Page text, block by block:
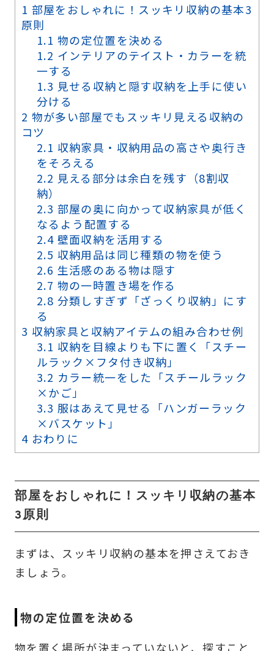
1 部屋をおしゃれに！スッキリ収納の基本3
原則
1.1 物の定位置を決める
1.2 インテリアのテイスト・カラーを統
一する
1.3 見せる収納と隠す収納を上手に使い
分ける
2 物が多い部屋でもスッキリ見える収納の
コツ
2.1 収納家具・収納用品の高さや奥行き
をそろえる
2.2 見える部分は余白を残す（8割収
納）
2.3 部屋の奥に向かって収納家具が低く
なるよう配置する
2.4 壁面収納を活用する
2.5 収納用品は同じ種類の物を使う
2.6 生活感のある物は隠す
2.7 物の一時置き場を作る
2.8 分類しすぎず「ざっくり収納」にす
る
3 収納家具と収納アイテムの組み合わせ例
3.1 収納を目線よりも下に置く「スチー
ルラック×フタ付き収納」
3.2 カラー統一をした「スチールラック
×かご」
3.3 服はあえて見せる「ハンガーラック
×バスケット」
4 おわりに
部屋をおしゃれに！スッキリ収納の基本
3原則
まずは、スッキリ収納の基本を押さえておき
ましょう。
物の定位置を決める
物を置く場所が決まっていないと、探すこと